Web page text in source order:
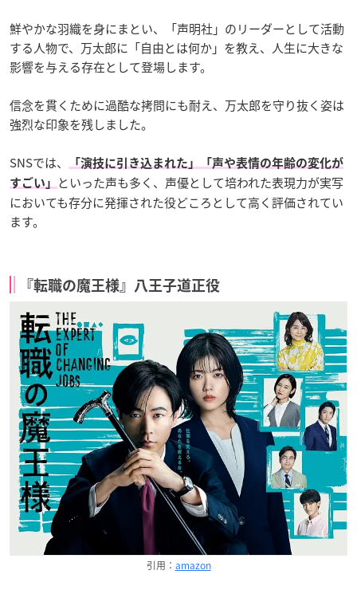
鮮やかな羽織を身にまとい、「声明社」のリーダーとして活動
する人物で、万太郎に「自由とは何か」を教え、人生に大きな
影響を与える存在として登場します。
信念を貫くために過酷な拷問にも耐え、万太郎を守り抜く姿は
強烈な印象を残しました。
SNSでは、
「演技に引き込まれた」「声や表情の年齢の変化が
すごい」
といった声も多く、声優として培われた表現力が実写
においても存分に発揮された役どころとして高く評価されてい
ます。
『転職の魔王様』八王子道正役
引用： amazon